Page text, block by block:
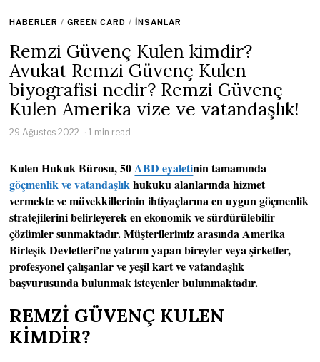
HABERLER / GREEN CARD / İNSANLAR
Remzi Güvenç Kulen kimdir?
Avukat Remzi Güvenç Kulen
biyografisi nedir? Remzi Güvenç
Kulen Amerika vize ve vatandaşlık!
29 Ağustos 2022 1 min read
Kulen Hukuk Bürosu, 50ABD eyaletinin tamamında
göçmenlik ve vatandaşlıkhukuku alanlarında hizmet
vermekte ve müvekkillerinin ihtiyaçlarına en uygun göçmenlik
stratejilerini belirleyerek en ekonomik ve sürdürülebilir
çözümler sunmaktadır. Müşterilerimiz arasında Amerika
Birleşik Devletleri’ne yatırım yapan bireyler veya şirketler,
profesyonel çalışanlar ve yeşil kart ve vatandaşlık
başvurusunda bulunmak isteyenler bulunmaktadır.
REMZİ GÜVENÇ KULEN
KİMDİR?